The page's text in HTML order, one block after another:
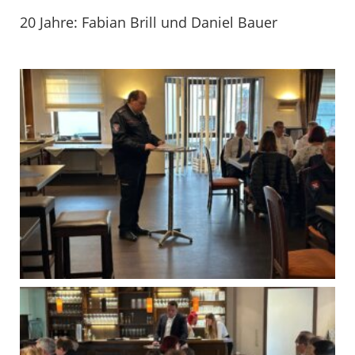
20 Jahre: Fabian Brill und Daniel Bauer